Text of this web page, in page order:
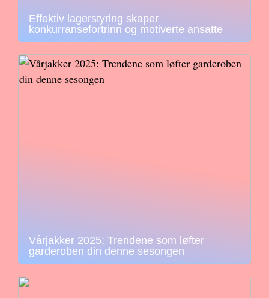
Effektiv lagerstyring skaper
konkurransefortrinn og motiverte ansatte
Vårjakker 2025: Trendene som løfter
garderoben din denne sesongen